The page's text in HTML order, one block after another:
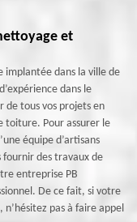
et
implantée dans la ville de
dans le
de tous vos projets en
toiture. Pour assurer le
équipe d’artisans
fournir des travaux de
entreprise PB
De ce fait, si votre
pas à faire appel